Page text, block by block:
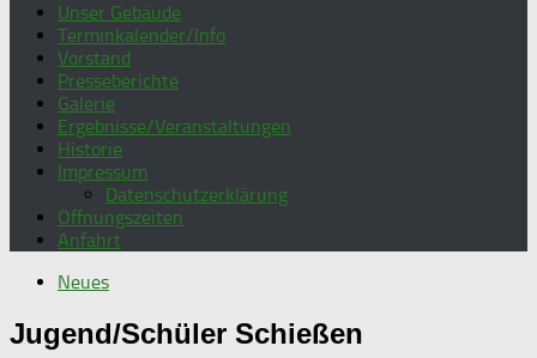
Unser Gebäude
Terminkalender/Info
Vorstand
Presseberichte
Galerie
Ergebnisse/Veranstaltungen
Historie
Impressum
Datenschutzerklärung
Öffnungszeiten
Anfahrt
Neues
Jugend/Schüler Schießen